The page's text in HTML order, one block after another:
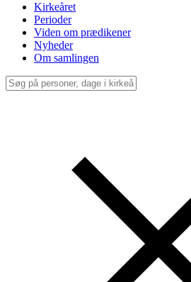
Kirkeåret
Perioder
Viden om prædikener
Nyheder
Om samlingen